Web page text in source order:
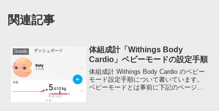
関連記事
Goods
体組成計「Withings Body
Cardio」ベビーモードの設定手順
体組成計 Withings Body Cardio のベビー
モード設定手順について書いています。
ベビーモードとは事前に下記のページを